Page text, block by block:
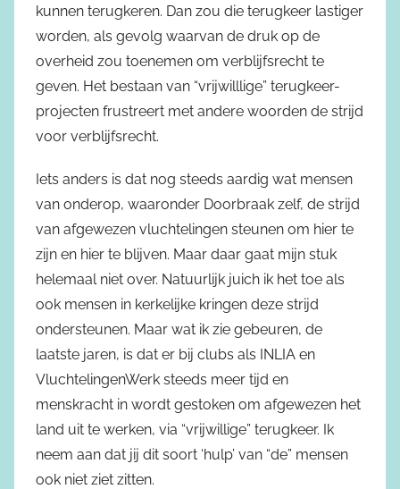
kunnen terugkeren. Dan zou die terugkeer lastiger
worden, als gevolg waarvan de druk op de
overheid zou toenemen om verblijfsrecht te
geven. Het bestaan van “vrijwilllige” terugkeer-
projecten frustreert met andere woorden de strijd
voor verblijfsrecht.
Iets anders is dat nog steeds aardig wat mensen
van onderop, waaronder Doorbraak zelf, de strijd
van afgewezen vluchtelingen steunen om hier te
zijn en hier te blijven. Maar daar gaat mijn stuk
helemaal niet over. Natuurlijk juich ik het toe als
ook mensen in kerkelijke kringen deze strijd
ondersteunen. Maar wat ik zie gebeuren, de
laatste jaren, is dat er bij clubs als INLIA en
VluchtelingenWerk steeds meer tijd en
menskracht in wordt gestoken om afgewezen het
land uit te werken, via “vrijwillige” terugkeer. Ik
neem aan dat jij dit soort ‘hulp’ van “de” mensen
ook niet ziet zitten.